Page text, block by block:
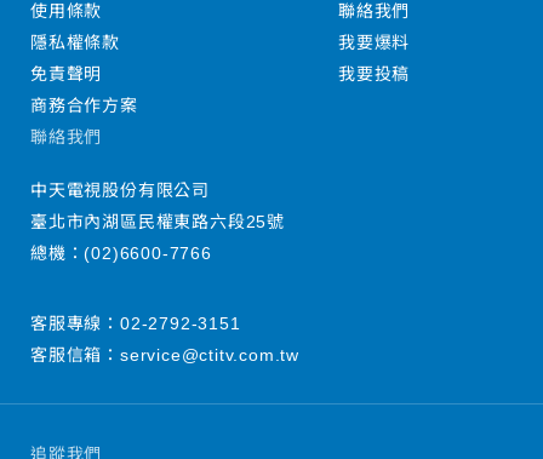
追蹤我們
使用條款
隱私權條款
免責聲明
商務合作方案
聯絡我們
我要爆料
我要投稿
聯絡我們
中天電視股份有限公司
臺北市內湖區民權東路六段25號
總機：(02)6600-7766
客服專線： 02-2792-3151
客服信箱： service@ctitv.com.tw